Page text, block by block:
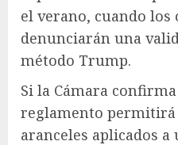
el verano, cuando los
denunciarán una
método Trump.
Si la Cámara
reglamento
aranceles aplicados